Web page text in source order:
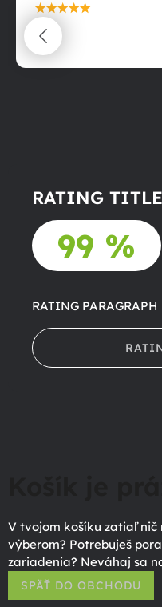
maximální spokojenost
22.06.2025
RATING TITLE
99 %
RATING PARAGRAPH
V tvojom košíku zatiaľ nič
výberom? Potrebuješ
zariadenia? Neváhaj sa
SPÄŤ DO OBCHODU